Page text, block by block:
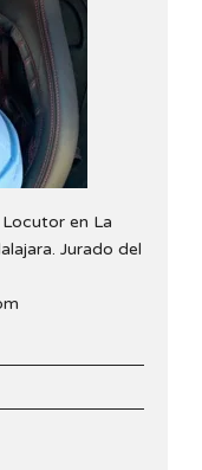
en La
Jurado del